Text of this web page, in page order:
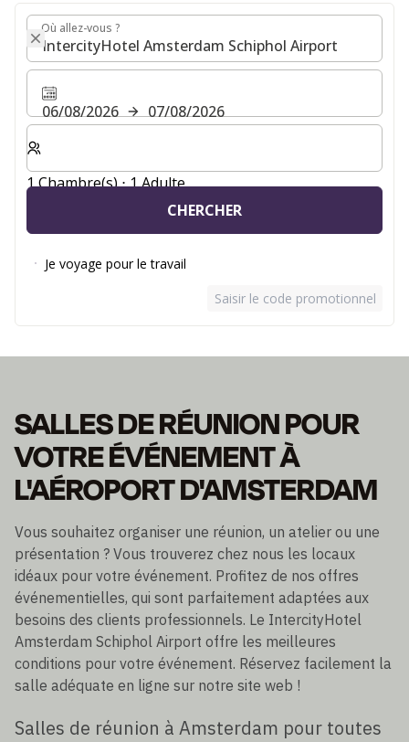
Où allez-vous ?
Où allez-vous ?
06/08/2026
07/08/2026
Sélectionnez le nombre de chambres et d'invités pour
1 Chambre(s) ⋅ 1 Adulte
CHERCHER
Je voyage pour le travail
Saisir le code promotionnel
SALLES DE RÉUNION POUR
VOTRE ÉVÉNEMENT À
L'AÉROPORT D'AMSTERDAM
Vous souhaitez organiser une réunion, un atelier ou une
présentation ? Vous trouverez chez nous les locaux
idéaux pour votre événement. Profitez de nos offres
événementielles, qui sont parfaitement adaptées aux
besoins des clients professionnels. Le IntercityHotel
Amsterdam Schiphol Airport offre les meilleures
conditions pour votre événement. Réservez facilement la
salle adéquate en ligne sur notre site web !
Salles de réunion à Amsterdam pour toutes